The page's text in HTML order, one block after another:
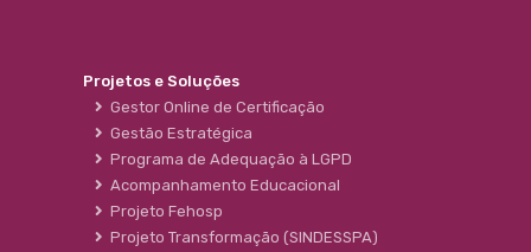
Projetos e Soluções
Gestor Online de Certificação
Gestão Estratégica
Programa de Adequação à LGPD
Acompanhamento Educacional
Projeto Fehosp
Projeto Transformação (SINDESSPA)